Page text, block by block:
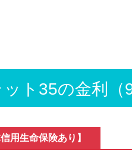
ト35の金利（
信用生命保険あり】